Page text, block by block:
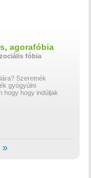
agorafóbia
fóbia
Szeretnék
gyógyúlni
hogy hogy indúljak
»